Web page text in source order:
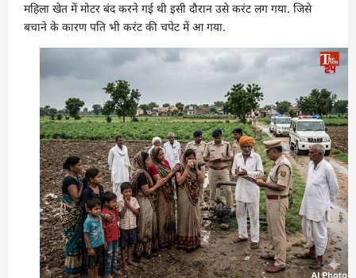
महिला खेत में मोटर बंद करने गई थी इसी दौरान उसे करंट लग गया. जिसे
बचाने के कारण पति भी करंट की चपेट में आ गया.